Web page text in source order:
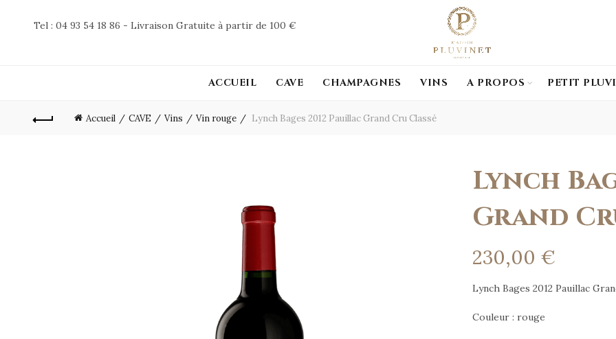
Tel : 04 93 54 18 86 - Livraison Gratuite à partir de 100 €
ACCUEIL CAVE CHAMPAGNES VINS A PROPOS PETIT
Accueil CAVE Vins Vin rouge Lynch Bages 2012 Pauillac Grand Cru Classé
Lynch
Grand
230,00 €
Lynch Bages 2012 Pauillac
Couleur : rouge